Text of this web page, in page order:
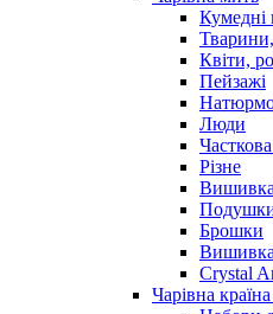
Кумедні
Квіти,
Пейзажі
Люди
Різне
Вишивка
Брошки
Вишивка
Crystal
Чарівна